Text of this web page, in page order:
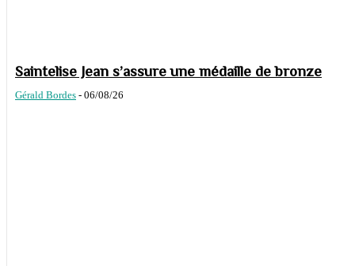
Saintelise Jean s’assure une médaille de bronze
Gérald Bordes - 06/08/26